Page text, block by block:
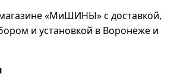
«МиШИНЫ» с доставкой,
и установкой в Воронеже и